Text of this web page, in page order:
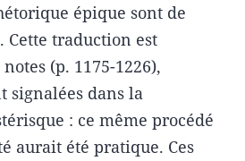
épique sont de
Cette traduction est
(p. 1175-1226),
signalées dans la
: ce même procédé
aurait été pratique. Ces